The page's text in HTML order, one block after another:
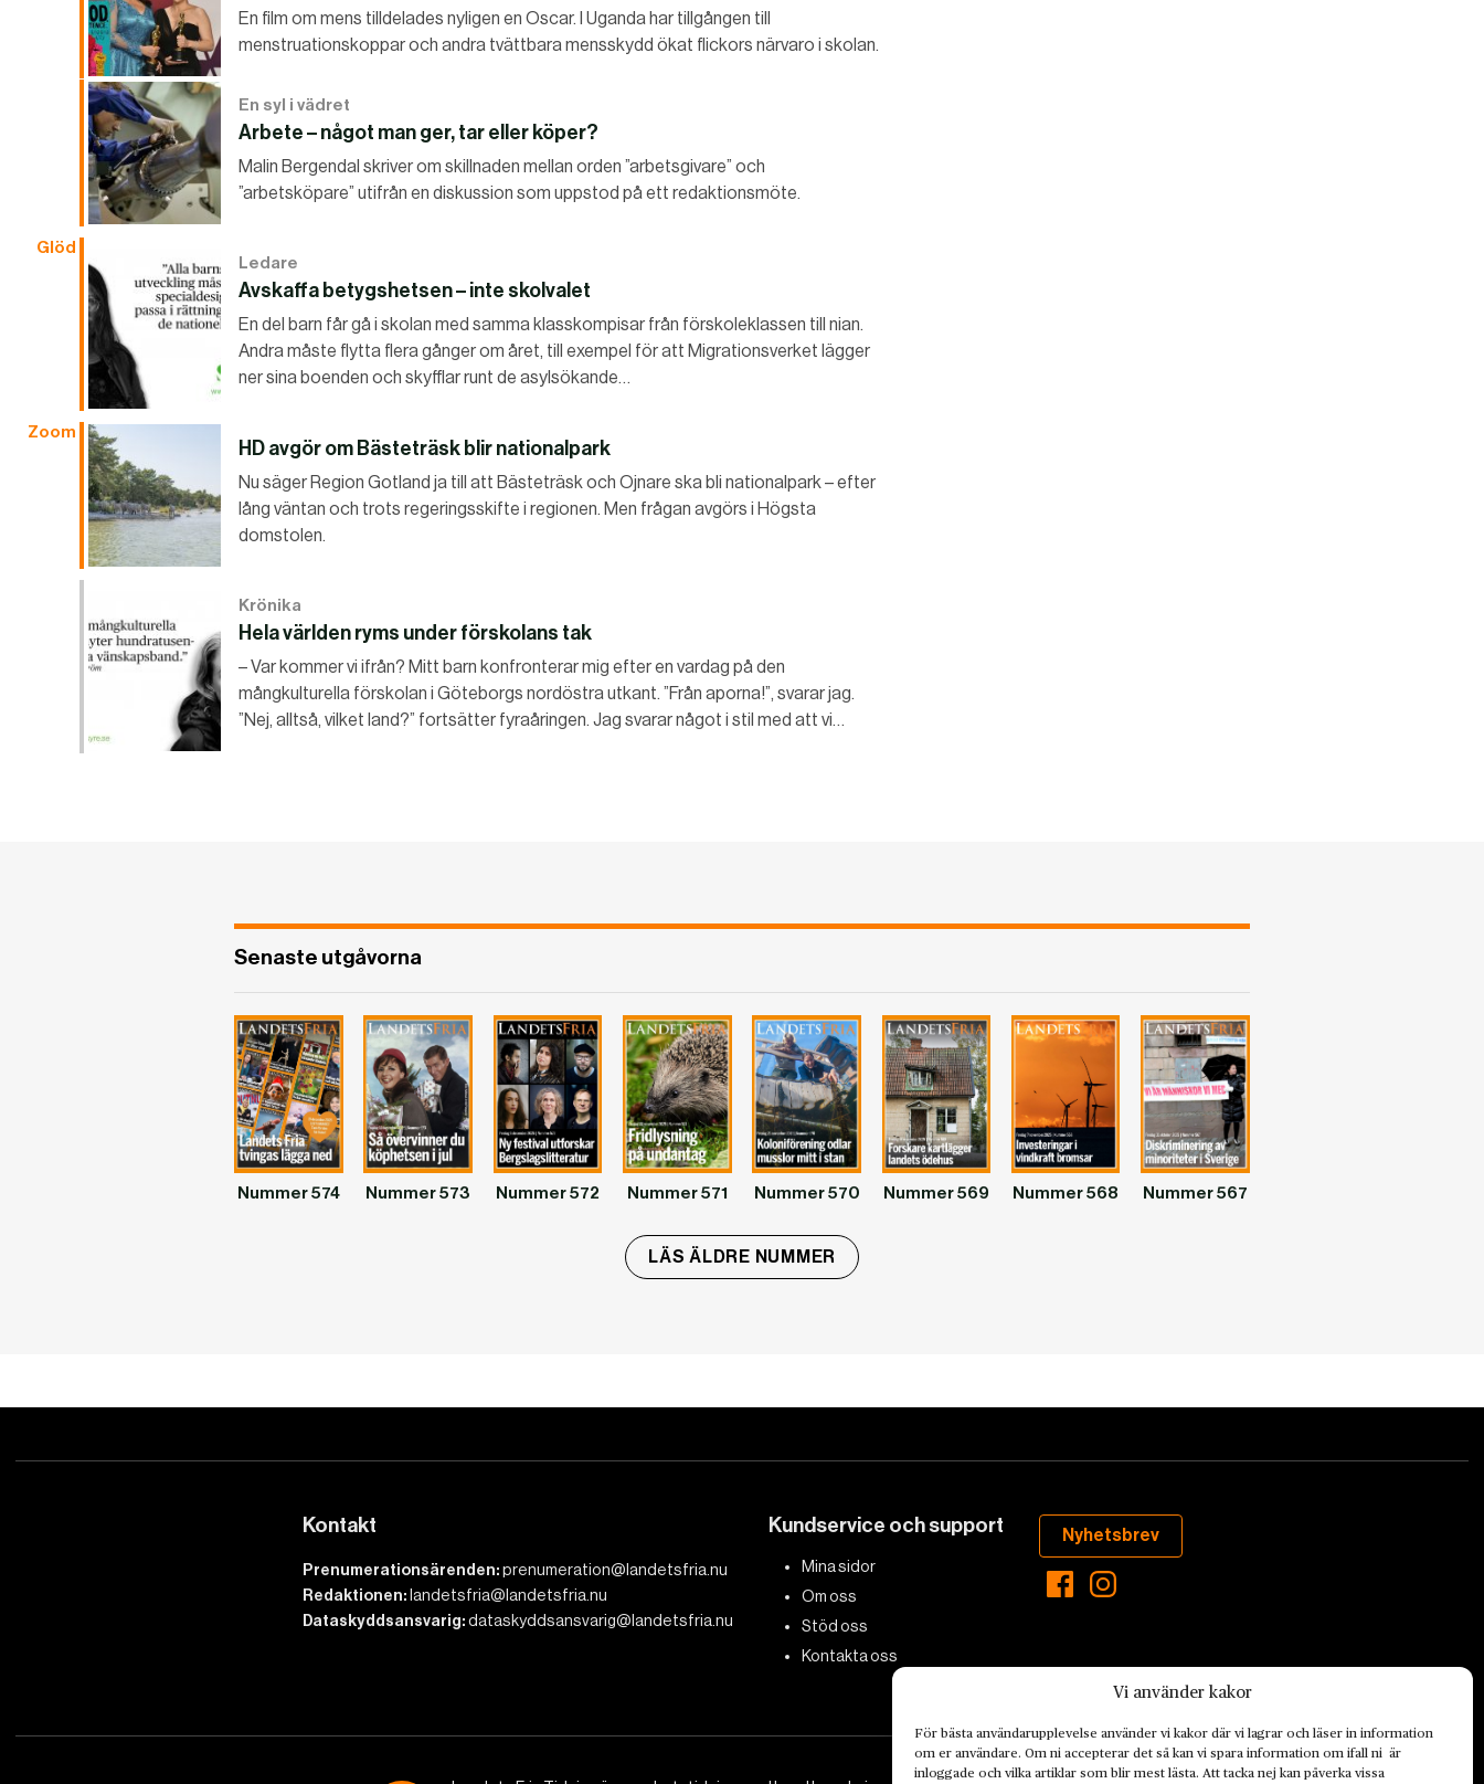
Vi använder kakor
För bästa användarupplevelse använder vi kakor där vi lagrar och läser in information
om er användare. Om ni accepterar det så kan vi spara information om ifall ni är
inloggade och vilka artiklar som blir mest lästa. Att tacka nej kan påverka vissa
En film om mens tilldelades nyligen en Oscar. I Uganda har tillgången till
menstruationskoppar och andra tvättbara mensskydd ökat flickors närvaro i skolan.
En syl i vädret
Arbete – något man ger, tar eller köper?
Malin Bergendal skriver om skillnaden mellan orden ”arbetsgivare” och
”arbetsköpare” utifrån en diskussion som uppstod på ett redaktionsmöte.
Glöd
Ledare
Avskaffa betygshetsen – inte skolvalet
En del barn får gå i skolan med samma klasskompisar från förskoleklassen till nian.
Andra måste flytta flera gånger om året, till exempel för att Migrationsverket lägger
ner sina boenden och skyfflar runt de asylsökande…
Zoom
HD avgör om Bästeträsk blir nationalpark
Nu säger Region Gotland ja till att Bästeträsk och Ojnare ska bli nationalpark – efter
lång väntan och trots regeringsskifte i regionen. Men frågan avgörs i Högsta
domstolen.
Krönika
Hela världen ryms under förskolans tak
– Var kommer vi ifrån? Mitt barn konfronterar mig efter en vardag på den
mångkulturella förskolan i Göteborgs nordöstra utkant. ”Från aporna!”, svarar jag.
”Nej, alltså, vilket land?” fortsätter fyraåringen. Jag svarar något i stil med att vi…
Senaste utgåvorna
Nummer 574 Nummer 573 Nummer 572 Nummer 571 Nummer 570 Nummer 569 Nummer 568 Nummer 567
LÄS ÄLDRE NUMMER
Kontakt
Prenumerationsärenden:prenumeration@landetsfria.nu
Redaktionen: landetsfria@landetsfria.nu
Dataskyddsansvarig:dataskyddsansvarig@landetsfria.nu
Kundservice och support
Mina sidor
Om oss
Stöd oss
Kontakta oss
Nyhetsbrev